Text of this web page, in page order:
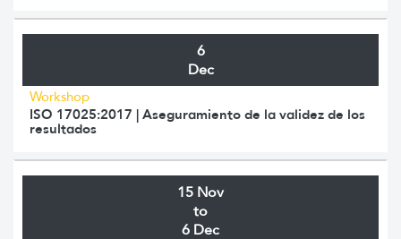
6
Dec
Workshop
ISO 17025:2017 | Aseguramiento de la validez de los
resultados
15 Nov
to
6 Dec